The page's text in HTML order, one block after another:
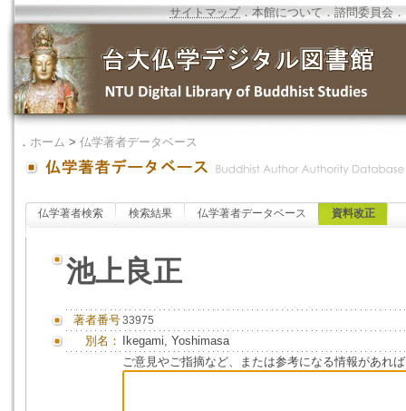
サイトマップ．本館について ．諮問委員会 ．
． ホーム > 仏学著者データベース
仏学著者検索 検索結果 仏学著者データベース 資料改正
池上良正
著者番号33975
別名： Ikegami, Yoshimasa
ご意見やご指摘など、または参考になる情報があれ